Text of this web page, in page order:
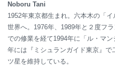
Noboru Tani
1952年東京都生まれ。六本木の「
世界へ。1976年、1989年と２度フ
での修業を経て1994年に「ル・マ
年には『ミシュランガイド東京』
ツ星を維持している。